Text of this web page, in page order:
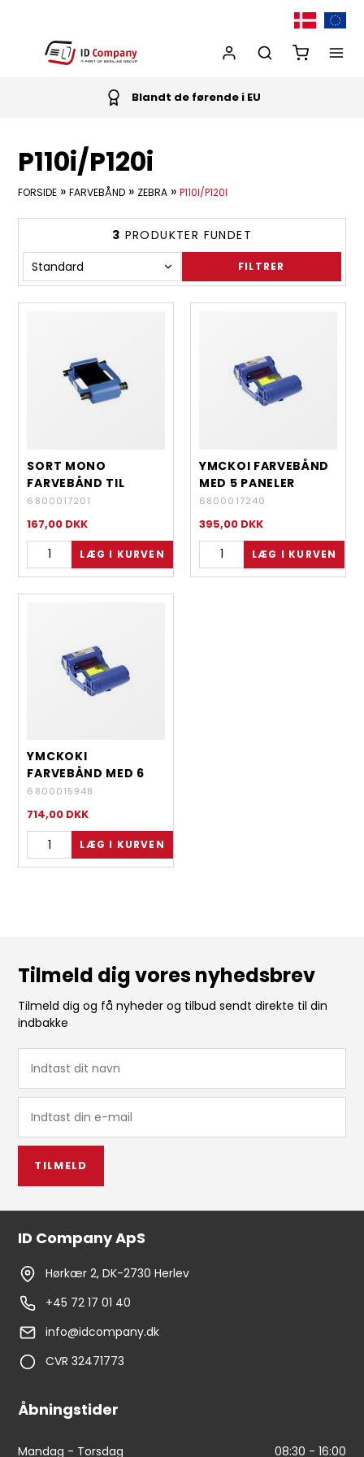
Blandt de førende i EU
P110i/P120i
FORSIDE »FARVEBÅND » ZEBRA »P110I/P120I
3 PRODUKTER FUNDET
FILTRER
SORT MONO
FARVEBÅND TIL
P100I, P110I/120I
6800017201
167,00 DKK
YMCKOI FARVEBÅND
MED 5 PANELER
6800017240
395,00 DKK
YMCKOKI
FARVEBÅND MED 6
PANELER
6800015948
714,00 DKK
Tilmeld dig vores nyhedsbrev
Tilmeld dig og få nyheder og tilbud sendt direkte til din
indbakke
TILMELD
ID Company ApS
Hørkær 2, DK-2730 Herlev
+45 72 17 01 40
info@idcompany.dk
CVR 32471773
Åbningstider
Mandag - Torsdag 08:30 - 16:00